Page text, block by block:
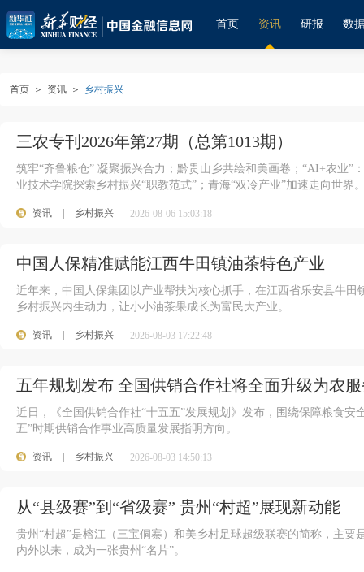
首页 资讯 研报 数
首页 ＞ 资讯 ＞ 乡村振兴
三农专刊2026年第27期（总第1013期）
筑牢“齐鲁粮仓” 凝聚振兴合力；黔贵山乡共绘和美画卷；“AI+农业”
业技术学院探索乡村振兴“职教范式”；青海“双冷产业”加速走向世界
资讯 乡村振兴 2026-08-06 15:03:18
中国人保精准赋能江西牛田镇油茶特色产业
近年来，中国人保集团以产业帮扶为核心抓手，在江西省乐安县牛
乡村振兴内生动力，让小小油茶果成长为富民大产业。
资讯 乡村振兴 2026-08-03 17:22:48
五年规划发布 全国供销合作社将全面升级为农
近日，《全国供销合作社“十五五”发展规划》发布，围绕保障粮食
五”时期供销合作事业高质量发展指明方向。
资讯 乡村振兴 2026-08-03 14:50:13
从“县级赛”到“省级赛” 贵州“村超”展现新动能
贵州“村超”是榕江（三宝侗寨）和美乡村足球超级联赛的简称，主要
内外以来，成为一张贵州“名片”。